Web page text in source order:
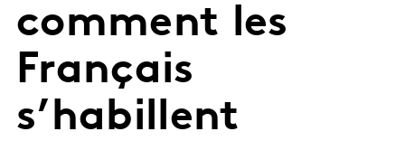
comment les
Français
s’habillent